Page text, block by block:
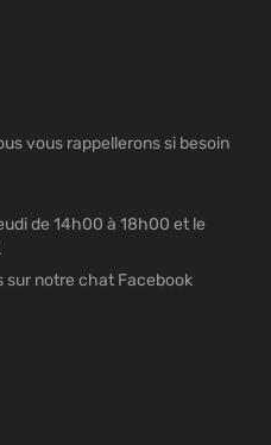
vous rappellerons si besoin
de 14h00 à 18h00 et le
sur notre chat Facebook